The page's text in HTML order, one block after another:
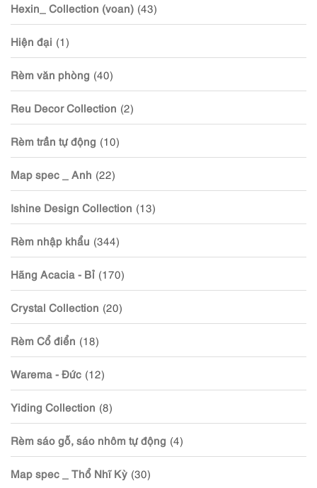
Hexin_ Collection (voan) (43)
Hiện đại (1)
Rèm văn phòng (40)
Reu Decor Collection (2)
Rèm trần tự động (10)
Map spec _ Anh (22)
Ishine Design Collection (13)
Rèm nhập khẩu (344)
Hãng Acacia - Bỉ (170)
Crystal Collection (20)
Rèm Cổ điển (18)
Warema - Đức (12)
Yiding Collection (8)
Rèm sáo gỗ, sáo nhôm tự động (4)
Map spec _ Thổ Nhĩ Kỳ (30)